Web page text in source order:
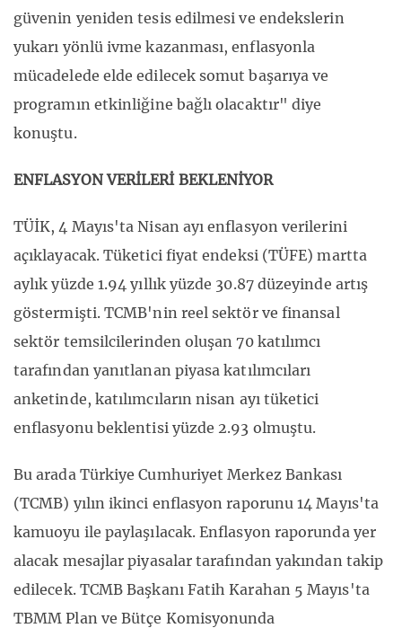
güvenin yeniden tesis edilmesi ve endekslerin
yukarı yönlü ivme kazanması, enflasyonla
mücadelede elde edilecek somut başarıya ve
programın etkinliğine bağlı olacaktır" diye
konuştu.
ENFLASYON VERİLERİ BEKLENİYOR
TÜİK, 4 Mayıs'ta Nisan ayı enflasyon verilerini
açıklayacak. Tüketici fiyat endeksi (TÜFE) martta
aylık yüzde 1.94 yıllık yüzde 30.87 düzeyinde artış
göstermişti. TCMB'nin reel sektör ve finansal
sektör temsilcilerinden oluşan 70 katılımcı
tarafından yanıtlanan piyasa katılımcıları
anketinde, katılımcıların nisan ayı tüketici
enflasyonu beklentisi yüzde 2.93 olmuştu.
Bu arada Türkiye Cumhuriyet Merkez Bankası
(TCMB) yılın ikinci enflasyon raporunu 14 Mayıs'ta
kamuoyu ile paylaşılacak. Enflasyon raporunda yer
alacak mesajlar piyasalar tarafından yakından takip
edilecek. TCMB Başkanı Fatih Karahan 5 Mayıs'ta
TBMM Plan ve Bütçe Komisyonunda